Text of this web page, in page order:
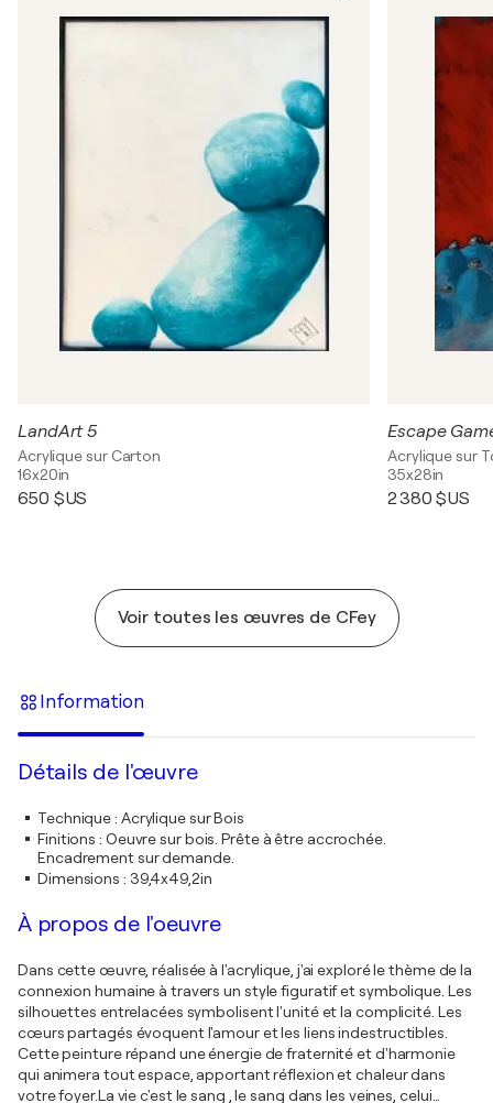
LandArt 5
Acrylique sur Carton
16x20in
650 $US
Escape
Acrylique sur
35x28in
2 380 $US
Voir toutes les œuvres de CFey
Information
Détails de l'œuvre
Technique: Acrylique sur Bois
Finitions : Oeuvre sur bois. Prête à être accrochée.
Encadrement sur demande.
Dimensions : 39,4x49,2in
À propos de l'oeuvre
Dans cette œuvre, réalisée à l'acrylique, j'ai exploré le thème de la
connexion humaine à travers un style figuratif et symbolique. Les
silhouettes entrelacées symbolisent l'unité et la complicité. Les
cœurs partagés évoquent l'amour et les liens indestructibles.
Cette peinture répand une énergie de fraternité et d'harmonie
qui animera tout espace, apportant réflexion et chaleur dans
votre foyer.La vie c'est le sang , le sang dans les veines, celui